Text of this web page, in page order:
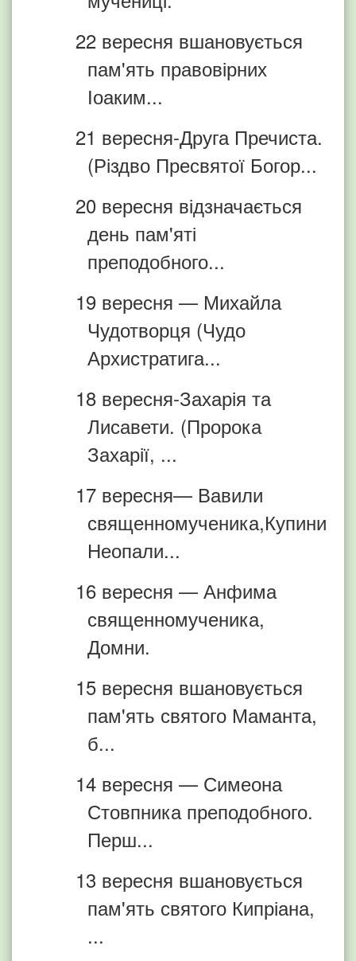
22 вересня вшановується
пам'ять правовірних
Іоаким...
21 вересня-Друга Пречиста.
(Різдво Пресвятої Богор...
20 вересня відзначається
день пам'яті
преподобного...
19 вересня — Михайла
Чудотворця (Чудо
Архистратига...
18 вересня-Захарія та
Лисавети. (Пророка
Захарії, ...
17 вересня— Вавили
священномученика,Купини
Неопали...
16 вересня — Анфима
священномученика,
Домни.
15 вересня вшановується
пам'ять святого Маманта,
б...
14 вересня — Симеона
Стовпника преподобного.
Перш...
13 вересня вшановується
пам'ять святого Кипріана,
...